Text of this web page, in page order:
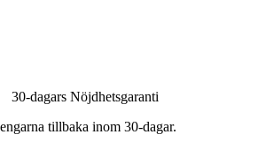
30-dagars Nöjdhetsgaranti
tillbaka inom 30-dagar.